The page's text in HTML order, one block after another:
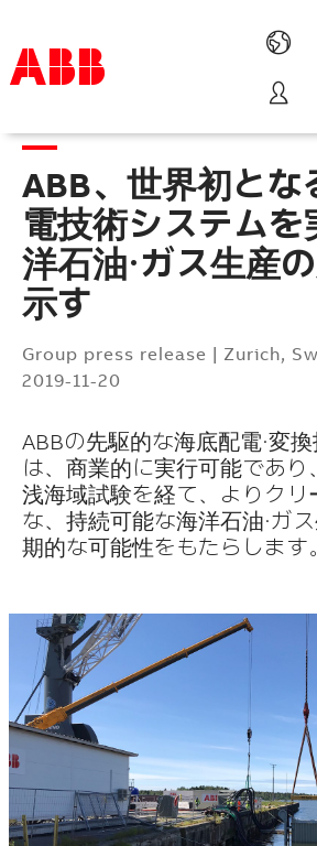
Products & Solutions
Industries
Services
About us
Where to buy
Contact us
Careers
ABB、世界初とな
電技術システムを
洋石油・ガス生産
示す
Group press release | Zurich,
2019-11-20
ABBの先駆的な海底配電・変
は、商業的に実行可能であ
浅海域試験を経て、よりクリ
な、持続可能な海洋石油・ガ
期的な可能性をもたらします。